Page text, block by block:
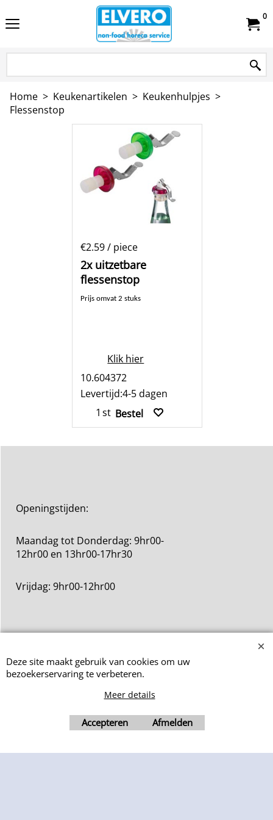
0
Home > Keukenartikelen > Keukenhulpjes >
Flessenstop
€2.59/ piece
2x uitzetbare
flessenstop
Prijs omvat 2 stuks
Klik hier
10.604372
Levertijd:4-5 dagen
st Bestel
Openingstijden:
Maandag tot Donderdag: 9hr00-
12hr00 en 13hr00-17hr30
Vrijdag: 9hr00-12hr00
Webwinkel gemaakt met ShopFactory webwinkel software.
Deze site maakt gebruik van cookies om uw
bezoekerservaring te verbeteren.
Meer details
Accepteren Afmelden